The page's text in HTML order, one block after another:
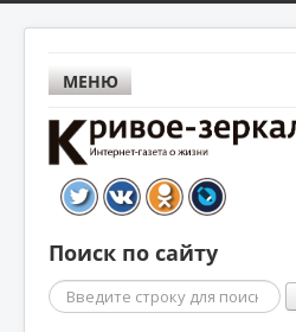
МЕНЮ
Поиск по сайту
Поиск